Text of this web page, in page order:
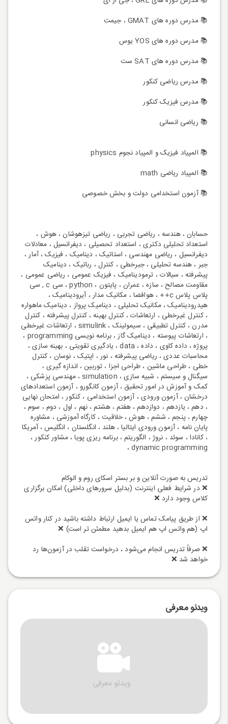
📚 مدرس دوره های GMAT ، جیمت
📚 مدرس دوره های YOS یوس
📚 مدرس دوره های SAT ست
📚 مدرس ریاضی کنکور
📚 مدرس فیزیک کنکور
📚 ریاضی انسانی
📚 المپیاد فیزیک و المپیاد نجوم physics
📚 المپیاد ریاضی math
📚 آزمون استخدامی دولت و بخش خصوصی
حسابان ، هندسه ، ریاضی تجربی ، ریاضی تیزهوشان ، هوش ،
استعداد تحلیلی دکتری ، استعداد تحصیلی ، دیفرانسیل ، معادلات
دیفرانسیل ، ریاضی مهندسی ، استاتیک ، دینامیک ، فیزیک ، آمار ،
جبر ، هندسه تحلیلی ، جبرخطی ، کنترل ، رباتیک ، دینامیک
پیشرفته ، سیالات ، ترمودینامیک ، فیزیک عمومی ، ریاضی عمومی ،
مقاومت مصالح ، سازه ، عمران ، پایتون ، python ، سی c , سی
پلاس پلاس c++ ، هوافضا ، مکانیک مدار ، آیرودینامیک ،
هیدرودینامیک ، مکانیک تحلیلی ، دینامیک پرواز ، دینامیک ماهواره
، کنترل غیرخطی ، ارتعاشات ، کنترل بهینه ، کنترل پیشرفته ، کنترل
مدرن ، کنترل تطبیقی ، سیمولینک ، simulink ، ارتعاشات غیرخطی
، ارتعاشات پیوسته ، دینامیک گاز ، برنامه نویسی programming ،
پروژه ، داده کاوی ، داده ، data ، یادگیری تقویتی ، بهینه سازی ،
محاسبات عددی ، ریاضی پیشرفته ، نور ، اپتیک ، نوسان ، کنترل
خطی ، طراحی ماشین ، طراحی اجزا ، توربین ، اندازه گیری ،
سیگنال و سیستم ، شبیه سازی ، simulation ، مهندسی پزشکی ،
کمک و آموزش در امور تحقیق ، آزمون کانگورو ، آزمون استعدادهای
درخشان ، آزمون ورودی ، آزمون استخدامی ، کنکور ، امتحان نهایی
، دهم ، یازدهم ، دوازدهم ، هفتم ، هشتم ، نهم ، اول ، دوم ، سوم ،
چهارم ، پنجم ، ششم ، هوش ، خلاقیت ، کارگاه آموزشی ، مشاوره
پایان نامه ، آزمون ورودی ایتالیا ، هلند ، انگلستان ، انگلیس ، آمریکا
، کانادا ، سوئد ، نروژ ، الگوریتم ، برنامه ریزی پویا ، مشاور کنکور ،
dynamic programming ،
تدریس به صورت آنلاین و بر بستر اسکای روم و الوکام
❌ در شرایط فعلی اینترنت (بدلیل سرورهای داخلی) امکان برگزاری
کلاس وجود دارد ❌
❌ از طریق پیامک تماس یا ایمیل ارتباط داشته باشید در کنار واتس
اپ (هم واتس اپ هم ایمیل بدهید مطمئن تر است) ❌
❌ صرفاً تدریس انجام می‌شود ، درخواست تقلب در آزمون‌ها رد
خواهد شد ❌
ویدئو معرفی